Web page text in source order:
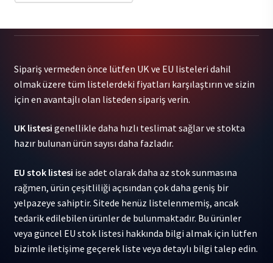
It
Blue
1LP
adet
Sipariş vermeden önce lütfen UK ve EU listeleri dahil
olmak üzere tüm listelerdeki fiyatları karşılaştırın ve sizin
için en avantajlı olan listeden sipariş verin.
UK listesi genellikle daha hızlı teslimat sağlar ve stokta
hazır bulunan ürün sayısı daha fazladır.
EU stok listesi ise adet olarak daha az stok sunmasına
rağmen, ürün çeşitliliği açısından çok daha geniş bir
yelpazeye sahiptir. Sitede henüz listelenmemiş, ancak
tedarik edilebilen ürünler de bulunmaktadır. Bu ürünler
veya güncel EU stok listesi hakkında bilgi almak için lütfen
bizimle iletişime geçerek liste veya detaylı bilgi talep edin.